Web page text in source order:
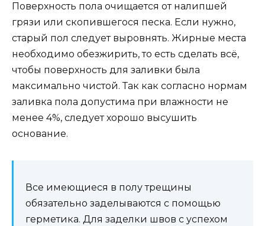
Поверхность пола очищается от налипшей
грязи или скопившегося песка. Если нужно,
старый пол следует выровнять. Жирные места
необходимо обезжирить, то есть сделать всё,
чтобы поверхность для заливки была
максимально чистой. Так как согласно нормам
заливка пола допустима при влажности не
менее 4%, следует хорошо высушить
основание.
Все имеющиеся в полу трещины
обязательно заделываются с помощью
герметика. Для заделки швов с успехом